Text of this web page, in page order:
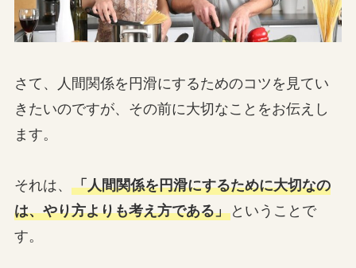
さて、人間関係を円滑にするためのコツを見てい
きたいのですが、その前に大切なことをお伝えし
ます。
それは、 「人間関係を円滑にするために大切なの
は、やり方よりも考え方である」ということで
す。